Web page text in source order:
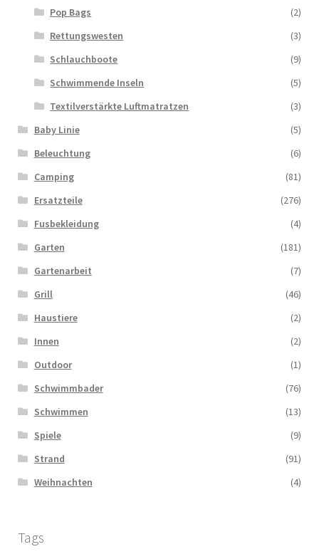
Pop Bags
(2)
Rettungswesten
(3)
Schlauchboote
(9)
Schwimmende Inseln
(5)
Textilverstärkte Luftmatratzen
(3)
Baby Linie
(5)
Beleuchtung
(6)
Camping
(81)
Ersatzteile
(276)
Fusbekleidung
(4)
Garten
(181)
Gartenarbeit
(7)
Grill
(46)
Haustiere
(2)
Innen
(2)
Outdoor
(1)
Schwimmbader
(76)
Schwimmen
(13)
Spiele
(9)
Strand
(91)
Weihnachten
(4)
Tags